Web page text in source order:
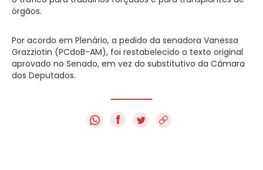
órgãos.
Por acordo em Plenário, a pedido da senadora Vanessa
Grazziotin (PCdoB-AM), foi restabelecido o texto original
aprovado no Senado, em vez do substitutivo da Câmara
dos Deputados.
f